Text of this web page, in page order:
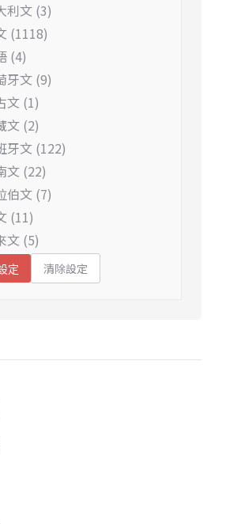
利文 (3)
(1118)
(4)
牙文 (9)
文 (1)
文 (2)
牙文 (122)
文 (22)
伯文 (7)
(11)
文 (5)
定 清除設定